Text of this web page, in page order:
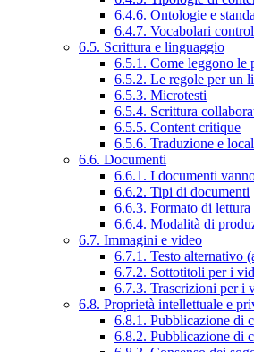
6.4.6. Ontologie e
6.4.7. Vocabolari
6.5. Scrittura e linguaggio
6.5.1. Come leggono le
6.5.2. Le regole per un
6.5.3. Microtesti
6.5.4. Scrittura
6.5.5. Content critique
6.5.6. Traduzione e
6.6. Documenti
6.6.1. I documenti
6.6.2. Tipi di documenti
6.6.3. Formato di
6.6.4. Modalità di
6.7. Immagini e video
6.7.1. Testo alternativo
6.7.2. Sottotitoli per i
6.7.3. Trascrizioni per i
6.8. Proprietà intellettuale e
6.8.1. Pubblicazione di
6.8.2. Pubblicazione di